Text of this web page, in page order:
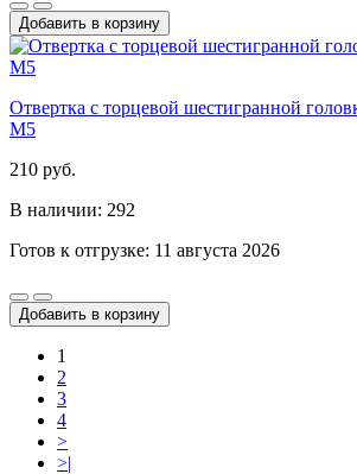
Добавить в корзину
Отвертка с торцевой шестигранной
M5
210 руб.
В наличии: 292
Готов к отгрузке: 11 августа 2026
Добавить в корзину
1
2
3
4
>
>|